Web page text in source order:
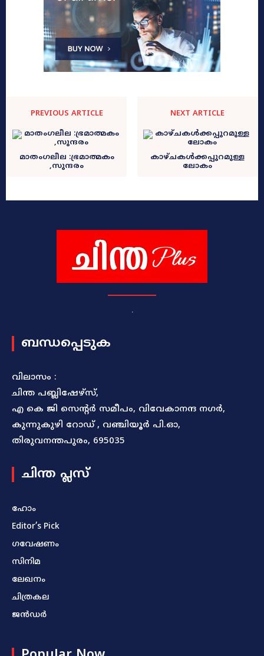
PREVIOUS ARTICLE
മാതംഗലീല :ഭ്രമാത്മകം
,സുന്ദരം
NEXT ARTICLE
കാഴ്ചകൾക്കപ്പുറമുള്ള
ലോകം
.
ബന്ധപ്പെടുക
വിലാസം :
ചിന്ത പബ്ലിഷേഴ്സ്,
എ കെ ജി സെന്റർ സമീപം, വിവേകാനന്ദ നഗർ,
കുന്നുകുഴി റോഡ് , വഞ്ചിയൂർ പി.ഓ,
തിരുവനന്തപുരം, 695035
ചിന്ത പ്ലസ്
ഹോം
Editor’s Pick
ഗവേഷണം
സിനിമ
ലേഖനം
ചിത്രകല
ജൻഡർ